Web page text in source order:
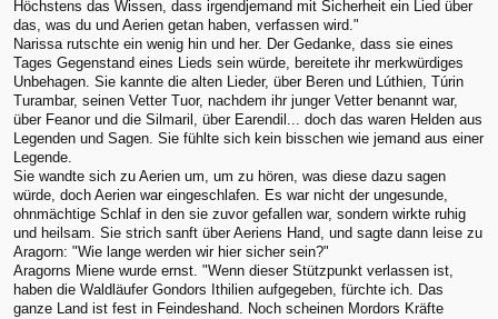
Höchstens das Wissen, dass irgendjemand mit Sicherheit ein Lied über
das, was du und Aerien getan haben, verfassen wird."
Narissa rutschte ein wenig hin und her. Der Gedanke, dass sie eines
Tages Gegenstand eines Lieds sein würde, bereitete ihr merkwürdiges
Unbehagen. Sie kannte die alten Lieder, über Beren und Lúthien, Túrin
Turambar, seinen Vetter Tuor, nachdem ihr junger Vetter benannt war,
über Feanor und die Silmaril, über Earendil... doch das waren Helden aus
Legenden und Sagen. Sie fühlte sich kein bisschen wie jemand aus einer
Legende.
Sie wandte sich zu Aerien um, um zu hören, was diese dazu sagen
würde, doch Aerien war eingeschlafen. Es war nicht der ungesunde,
ohnmächtige Schlaf in den sie zuvor gefallen war, sondern wirkte ruhig
und heilsam. Sie strich sanft über Aeriens Hand, und sagte dann leise zu
Aragorn: "Wie lange werden wir hier sicher sein?"
Aragorns Miene wurde ernst. "Wenn dieser Stützpunkt verlassen ist,
haben die Waldläufer Gondors Ithilien aufgegeben, fürchte ich. Das
ganze Land ist fest in Feindeshand. Noch scheinen Mordors Kräfte